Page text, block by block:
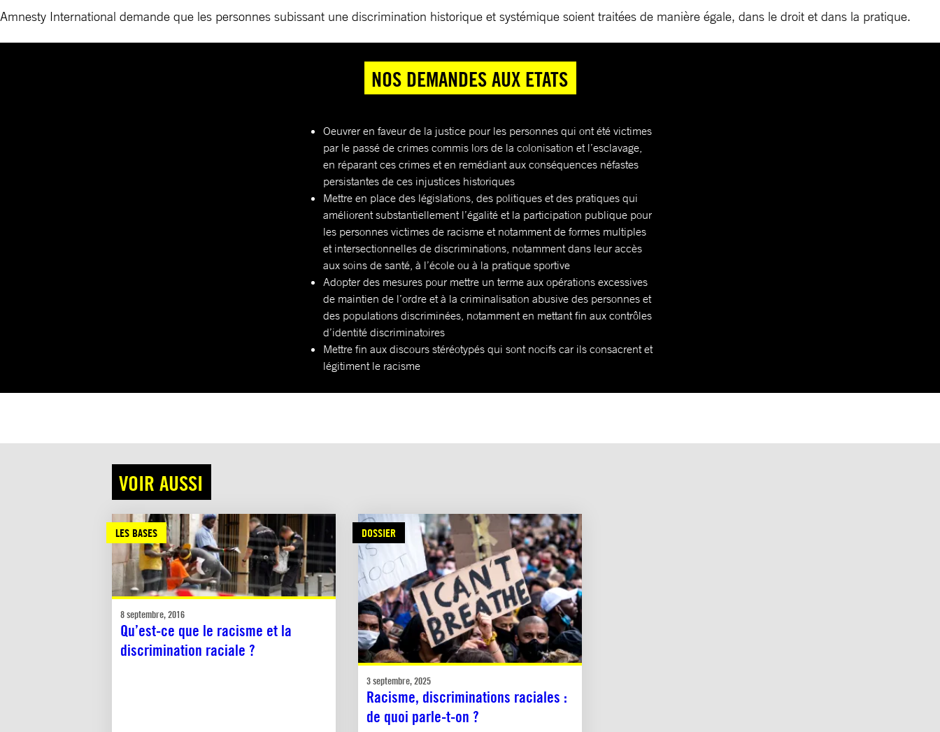
Amnesty International demande que les personnes subissant une discrimination historique et systémique soient traitées de manière égale, dans le droit et dans la pratique.
NOS DEMANDES AUX ETATS
Oeuvrer en faveur de la justice pour les personnes qui ont été victimes
par le passé de crimes commis lors de la colonisation et l’esclavage,
en réparant ces crimes et en remédiant aux conséquences néfastes
persistantes de ces injustices historiques
Mettre en place des législations, des politiques et des pratiques qui
améliorent substantiellement l’égalité et la participation publique pour
les personnes victimes de racisme et notamment de formes multiples
et intersectionnelles de discriminations, notamment dans leur accès
aux soins de santé, à l’école ou à la pratique sportive
Adopter des mesures pour mettre un terme aux opérations excessives
de maintien de l’ordre et à la criminalisation abusive des personnes et
des populations discriminées, notamment en mettant fin aux contrôles
d’identité discriminatoires
Mettre fin aux discours stéréotypés qui sont nocifs car ils consacrent et
légitiment le racisme
VOIR AUSSI
LES BASES
8 septembre, 2016
Qu’est-ce que le racisme et la
discrimination raciale ?
DOSSIER
3 septembre, 2025
Racisme, discriminations raciales :
de quoi parle-t-on ?